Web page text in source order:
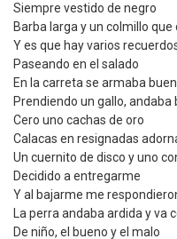
Siempre vestido de negro
Barba larga y un colmillo
Y es que hay varios
Paseando en el salado
En la carreta se armaba
Prendiendo un gallo, andaba
Cero uno cachas de oro
Calacas en resignadas
Un cuernito de disco y uno
Decidido a entregarme
Y al bajarme me
La perra andaba ardida y va
De niño, el bueno y el malo